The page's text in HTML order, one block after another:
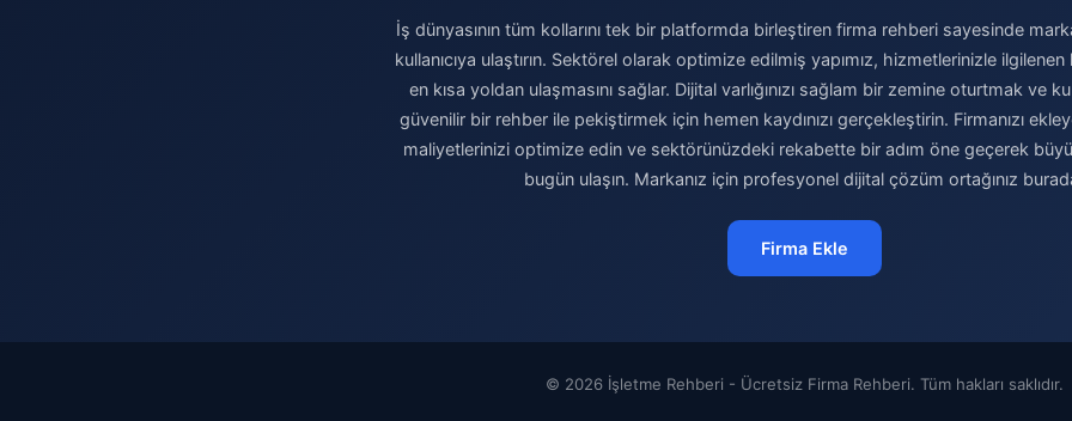
İş dünyasının tüm kollarını tek bir platformda birleştiren firma rehberi sayesinde
kullanıcıya ulaştırın. Sektörel olarak optimize edilmiş yapımız, hizmetlerinizle
en kısa yoldan ulaşmasını sağlar. Dijital varlığınızı sağlam bir zemine oturtmak ve
güvenilir bir rehber ile pekiştirmek için hemen kaydınızı gerçekleştirin. Firmanızı
maliyetlerinizi optimize edin ve sektörünüzdeki rekabette bir adım öne geçerek
bugün ulaşın. Markanız için profesyonel dijital çözüm ortağınız
Firma Ekle
© 2026 İşletme Rehberi - Ücretsiz Firma Rehberi. Tüm hakları saklıdır.